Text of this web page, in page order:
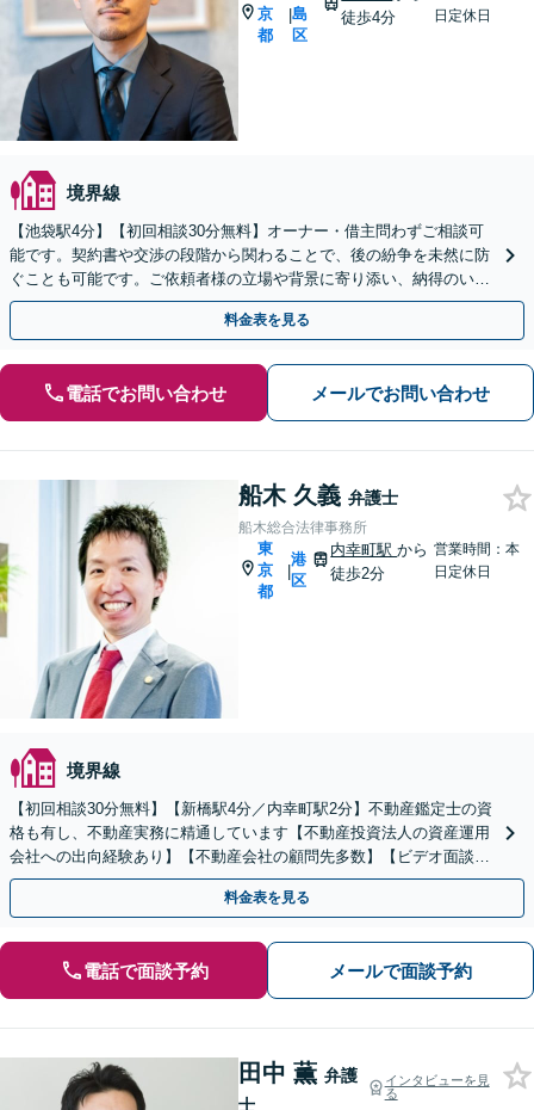
京
都
|島
区
徒歩4分
日定休日
境界線
【池袋駅4分】【初回相談30分無料】オーナー・借主問わずご相談可
能です。契約書や交渉の段階から関わることで、後の紛争を未然に防
ぐことも可能です。ご依頼者様の立場や背景に寄り添い、納得のいく
形での解決を目指します。
料金表を見る
電話でお問い合わせ メールでお問い合わせ
船木 久義 弁護士
船木総合法律事務所
東
京
都
|
港
区
内幸町駅から
徒歩2分
営業時間：本
日定休日
境界線
【初回相談30分無料】【新橋駅4分／内幸町駅2分】不動産鑑定士の資
格も有し、不動産実務に精通しています【不動産投資法人の資産運用
会社への出向経験あり】【不動産会社の顧問先多数】【ビデオ面談
可】【夜間・休日相談可】
料金表を見る
電話で面談予約 メールで面談予約
田中 薫 弁護
士
インタビューを見
る